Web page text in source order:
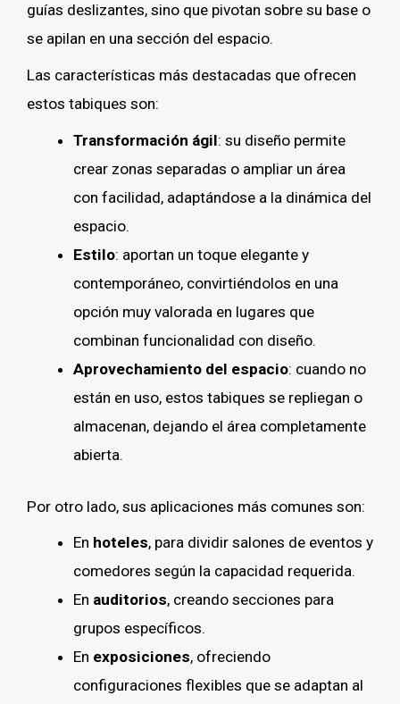
guías deslizantes, sino que pivotan sobre su base o
se apilan en una sección del espacio.
Las características más destacadas que ofrecen
estos tabiques son:
Transformación ágil: su diseño permite
crear zonas separadas o ampliar un área
con facilidad, adaptándose a la dinámica del
espacio.
Estilo: aportan un toque elegante y
contemporáneo, convirtiéndolos en una
opción muy valorada en lugares que
combinan funcionalidad con diseño.
Aprovechamiento del espacio: cuando no
están en uso, estos tabiques se repliegan o
almacenan, dejando el área completamente
abierta.
Por otro lado, sus aplicaciones más comunes son:
En hoteles, para dividir salones de eventos y
comedores según la capacidad requerida.
En auditorios, creando secciones para
grupos específicos.
En exposiciones, ofreciendo
configuraciones flexibles que se adaptan al